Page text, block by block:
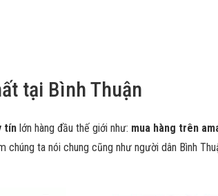
tại Bình Thuận
tín lớn hàng đầu thế giới như: mua hàng trên
ta nói chung cũng như người dân Bình